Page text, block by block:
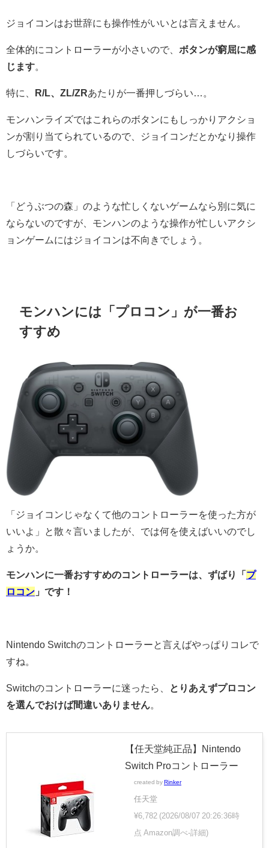
ジョイコンはお世辞にも操作性がいいとは言えません。
全体的にコントローラーが小さいので、 ボタンが窮屈に感
じます
特に、 R/L、ZL/ZRあたりが一番押しづらい…。
モンハンライズではこれらのボタンにもしっかりアクショ
ンが割り当てられているので、ジョイコンだとかなり操作
しづらいです。
「どうぶつの森」のような忙しくないゲームなら別に気に
ならないのですが、モンハンのような操作が忙しいアクシ
ョンゲームにはジョイコンは不向きでしょう。
モンハンには「プロコン」が一番お
すすめ
「ジョイコンじゃなくて他のコントローラーを使った方が
いいよ」と散々言いましたが、では何を使えばいいのでし
ょうか。
モンハンに一番おすすめのコントローラーは、ずばり「 プ
ロコン 」です！
Nintendo Switchのコントローラーと言えばやっぱりコレで
すね。
Switchのコントローラーに迷ったら、
とりあえずプロコン
を選んでおけば間違いありません。
【任天堂純正品】Nintendo
Switch Proコントローラー
created by Rinker
任天堂
¥6,782 (2026/08/07 20:26:36時
点 Amazon調べ-詳細)